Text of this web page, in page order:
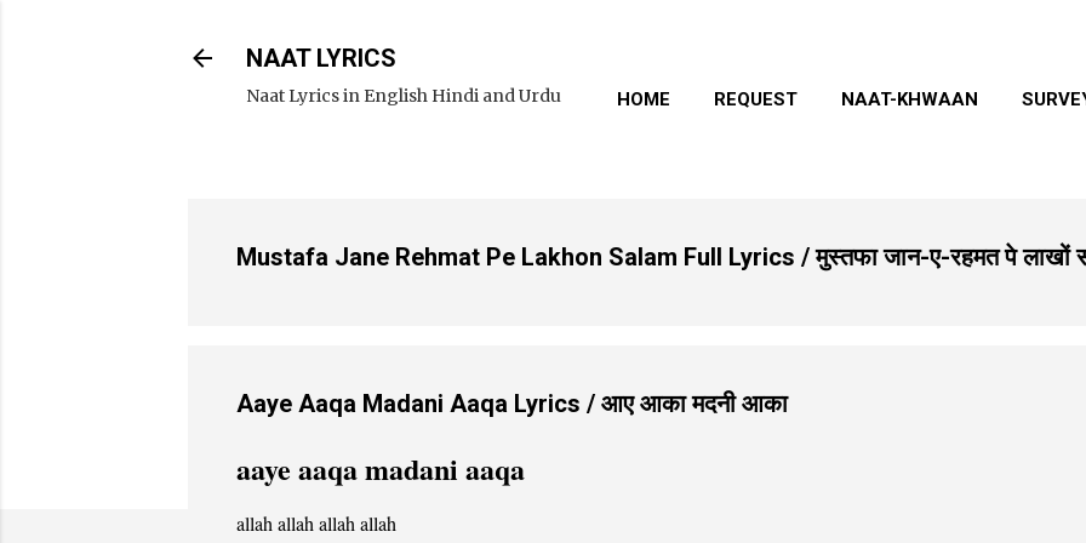
NAAT LYRICS
Naat Lyrics in English Hindi and Urdu HOME REQUEST NAAT-KHWAAN
Mustafa Jane Rehmat Pe Lakhon Salam Full Lyrics / मुस्तफा जान-ए-रहमत पे लाखों
Aaye Aaqa Madani Aaqa Lyrics / आए आका मदनी आका
aaye aaqa madani aaqa
allah allah allah allah